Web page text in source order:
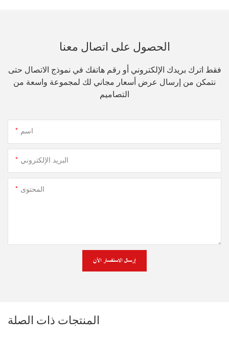
الحصول على اتصال معنا
فقط اترك بريدك الإلكتروني أو رقم هاتفك في نموذج الاتصال حتى
نتمكن من إرسال عرض أسعار مجاني لك لمجموعة واسعة من
التصاميم
اسم
البريد الإلكتروني
المحتوى
إرسال الاستفسار الآن
المنتجات ذات الصلة